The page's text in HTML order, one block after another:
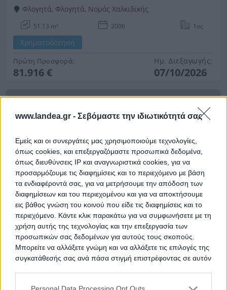
www.landea.gr - Σεβόμαστε την ιδιωτικότητά σας
Εμείς και οι συνεργάτες μας χρησιμοποιούμε τεχνολογίες,
όπως cookies, και επεξεργαζόμαστε προσωπικά δεδομένα,
όπως διευθύνσεις IP και αναγνωριστικά cookies, για να
προσαρμόζουμε τις διαφημίσεις και το περιεχόμενο με βάση
τα ενδιαφέροντά σας, για να μετρήσουμε την απόδοση των
διαφημίσεων και του περιεχομένου και για να αποκτήσουμε
εις βάθος γνώση του κοινού που είδε τις διαφημίσεις και το
περιεχόμενο. Κάντε κλικ παρακάτω για να συμφωνήσετε με τη
χρήση αυτής της τεχνολογίας και την επεξεργασία των
προσωπικών σας δεδομένων για αυτούς τους σκοπούς.
Μπορείτε να αλλάξετε γνώμη και να αλλάξετε τις επιλογές της
συγκατάθεσής σας ανά πάσα στιγμή επιστρέφοντας σε αυτόν
Φλογητά, Φλογητά, Νομός Χαλκιδικής
51.13 m² 2006 1ος
Χρηματοδότηση
Πρώτη Προσφορά:
81.916 €
Ημ. Διεξαγωγής:
07/10/2026
Διαμέρισμα 65 τ.μ.
Θέση Κουτσιλιάρι, Γαλάτιστα, Γαλάτιστα, Νομός
Χαλκιδικής
65 m² 1983 Ισόγειο
Χρηματοδότηση
Πρώτη Προσφορά:
46.000 €
Ημ. Διεξαγωγής:
16/09/2026